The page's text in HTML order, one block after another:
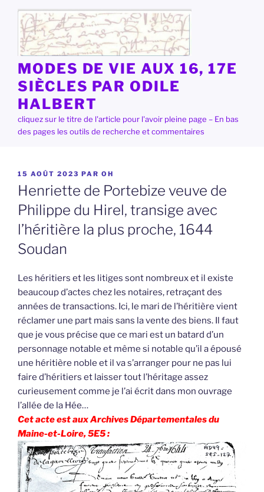
contenu
principal
MODES DE VIE AUX 16, 17E
SIÈCLES PAR ODILE
HALBERT
cliquez sur le titre de l'article pour l'avoir pleine page – En bas
des pages les outils de recherche et commentaires
PUBLIÉ
LE
15 AOÛT 2023 PAR OH
Henriette de Portebize veuve de
Philippe du Hirel, transige avec
l’héritière la plus proche, 1644
Soudan
Les héritiers et les litiges sont nombreux et il existe
beaucoup d’actes chez les notaires, retraçant des
années de transactions. Ici, le mari de l’héritière vient
réclamer une part mais sans la vente des biens. Il faut
que je vous précise que ce mari est un batard d’un
personnage notable et même si notable qu’il a épousé
une héritière noble et il va s’arranger pour ne pas lui
faire d’héritiers et laisser tout l’héritage assez
curieusement comme je l’ai écrit dans mon ouvrage
l’allée de la Hée…
Cet acte est aux Archives Départementales du
Maine-et-Loire, 5E5 :